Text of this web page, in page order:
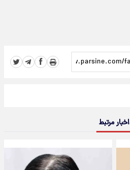
اخبار مرتبط